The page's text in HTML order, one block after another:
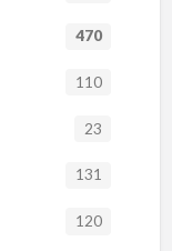
470
110
23
131
120